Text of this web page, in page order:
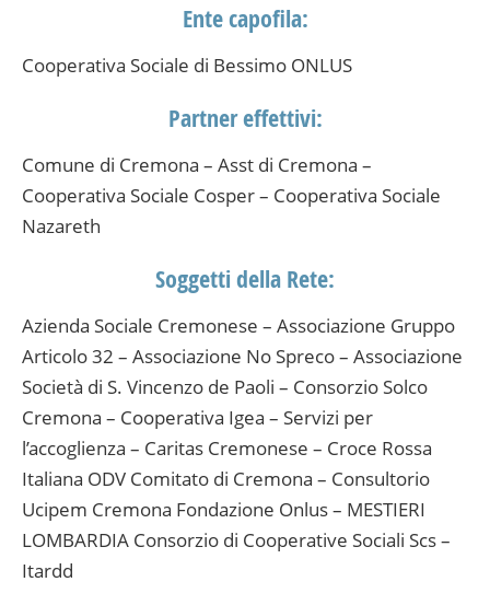
Ente capofila:
Cooperativa Sociale di Bessimo ONLUS
Partner effettivi:
Comune di Cremona – Asst di Cremona –
Cooperativa Sociale Cosper – Cooperativa Sociale
Nazareth
Soggetti della Rete:
Azienda Sociale Cremonese – Associazione Gruppo
Articolo 32 – Associazione No Spreco – Associazione
Società di S. Vincenzo de Paoli – Consorzio Solco
Cremona – Cooperativa Igea – Servizi per
l’accoglienza – Caritas Cremonese – Croce Rossa
Italiana ODV Comitato di Cremona – Consultorio
Ucipem Cremona Fondazione Onlus – MESTIERI
LOMBARDIA Consorzio di Cooperative Sociali Scs –
Itardd